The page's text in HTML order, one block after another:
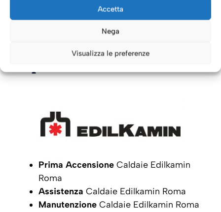
Accetta
Nega
Visualizza le preferenze
Caldaie Roma: i nostri servizi
Prima Accensione Caldaie Edilkamin
Roma
Assistenza Caldaie Edilkamin Roma
Manutenzione Caldaie Edilkamin Roma